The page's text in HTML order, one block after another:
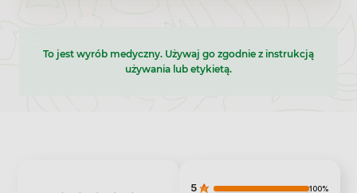
To jest wyrób medyczny. Używaj go zgodnie z instrukcją
używania lub etykietą.
5 100%